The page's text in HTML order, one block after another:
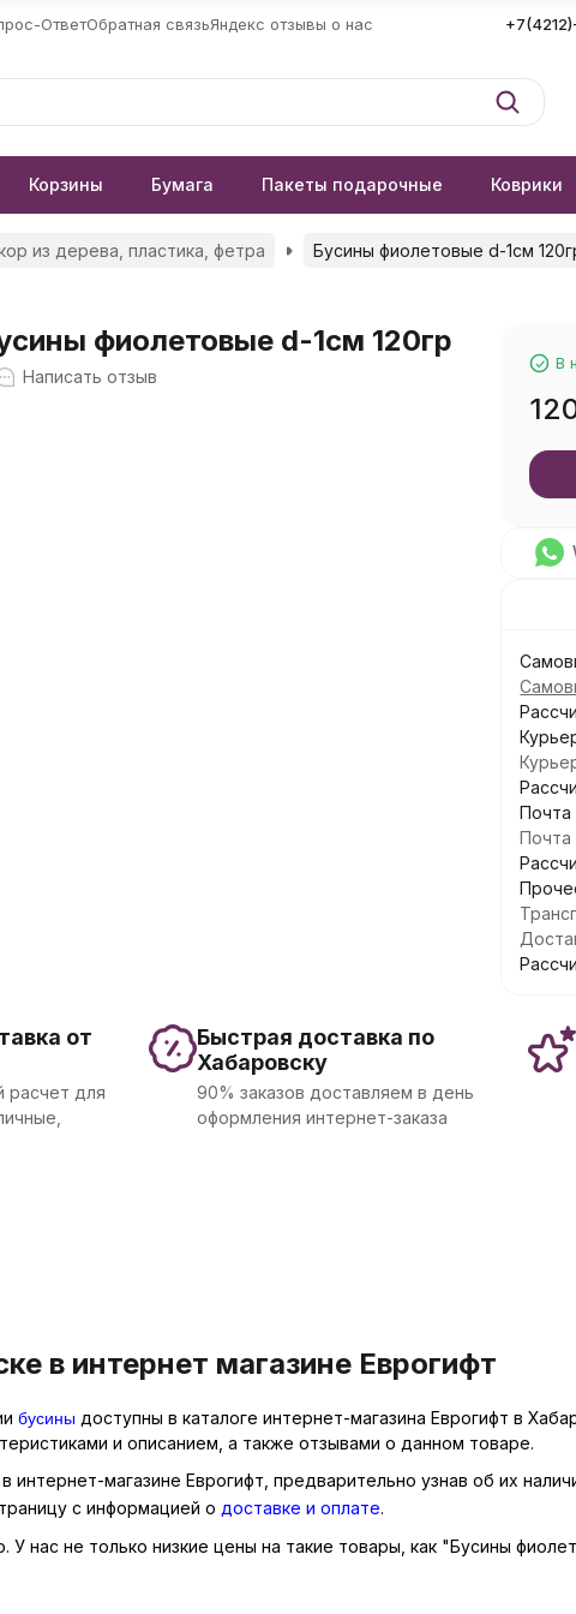
ОтветОбратная связьЯндекс отзывы о нас
Корзины Бумага Пакеты подарочные Коврики
из дерева, пластика, фетра Бусины фиолетовые d-1см
фиолетовые d-1см 120гр
Написать отзыв
В
Почта
Почта
от
расчет для
Быстрая доставка по
Хабаровску
90% заказов доставляем в день
оформления интернет-заказа
в интернет магазине Еврогифт
бусиныдоступны в каталоге интернет-магазина Еврогифт в
и описанием, а также отзывами о данном товаре.
интернет-магазине Еврогифт, предварительно узнав об их
с информацией о доставке и оплате.
нас не только низкие цены на такие товары, как "Бусины